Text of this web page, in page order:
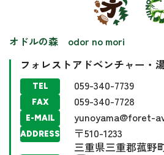
オドルの森 odor no mori
フォレストアドベンチャー・
TEL 059-340-7739
FAX 059-340-7728
E-MAIL yunoyama@foret-
ADDRESS
〒510-1233
三重県三重郡菰野